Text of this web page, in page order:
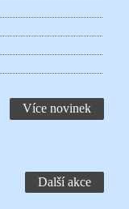
Více novinek
Další akce